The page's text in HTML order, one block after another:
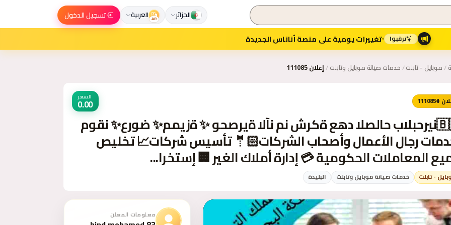
الجزائر AR العربية تسجيل الدخول
ترقبوا تغييرات يومية على منصة أناناس الجديدة
/موبايل - تابلت/خدمات صيانة موبايل وتابلت/إعلان 111085
#111085 السعر
0.00
✨عروض ✨مميزة ✨ وحصرية الآن من شركة عهد الصلاح بالبحرين⁦🇧🇭⁩ نقوم
رجال الأعمال وأصحاب الشركات🤵🏻 تأسيس شركات📈 تخليص
المعاملات الحكومية 💳 إدارة أملاك الغير 🏢 إستخرا...
- تابلت خدمات صيانة موبايل وتابلت البليدة
معلومات المعلن